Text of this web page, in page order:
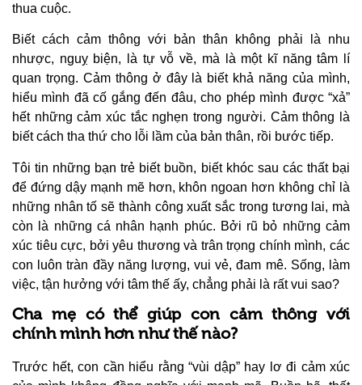
thua cuộc.
Biết cách cảm thông với bản thân không phải là nhu
nhược, nguỵ biện, là tự vỗ về, mà là một kĩ năng tâm lí
quan trọng. Cảm thông ở đây là biết khả năng của mình,
hiểu mình đã cố gắng đến đâu, cho phép mình được “xả”
hết những cảm xúc tắc nghẹn trong người. Cảm thông là
biết cách tha thứ cho lỗi lầm của bản thân, rồi bước tiếp.
Tôi tin những bạn trẻ biết buồn, biết khóc sau các thất bại
để đứng dậy mạnh mẽ hơn, khôn ngoan hơn không chỉ là
những nhân tố sẽ thành công xuất sắc trong tương lai, mà
còn là những cá nhân hạnh phúc. Bởi rũ bỏ những cảm
xúc tiêu cực, bởi yêu thương và trân trọng chính mình, các
con luôn tràn đầy năng lượng, vui vẻ, đam mê. Sống, làm
việc, tận hưởng với tâm thế ấy, chẳng phải là rất vui sao?
Cha mẹ có thể giúp con cảm thông với
chính mình hơn như thế nào?
Trước hết, con cần hiểu rằng “vùi dập” hay lơ đi cảm xúc